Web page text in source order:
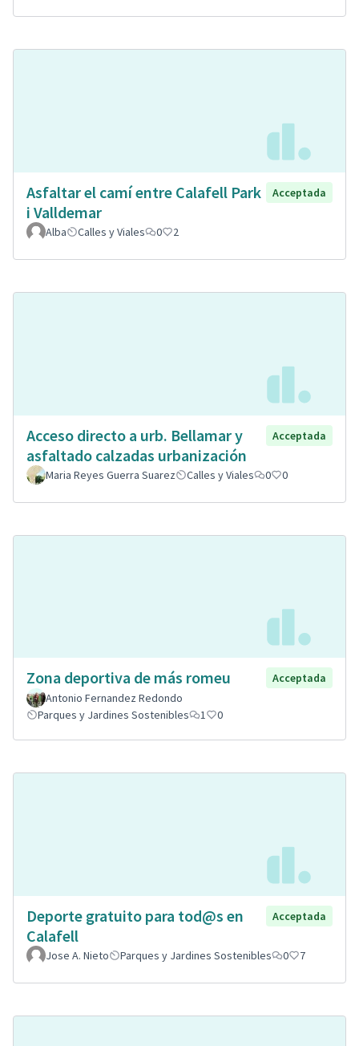
Asfaltar el camí entre Calafell Park
i Valldemar
Acceptada
Alba Calles y Viales 0 2
Acceso directo a urb. Bellamar y
asfaltado calzadas urbanización
Acceptada
Maria Reyes Guerra Suarez Calles y Viales 0 0
Zona deportiva de más romeu
Acceptada
Antonio Fernandez Redondo
Parques y Jardines Sostenibles
1 0
Deporte gratuito para tod@s en
Calafell
Acceptada
Jose A. Nieto Parques y Jardines Sostenibles 0 7